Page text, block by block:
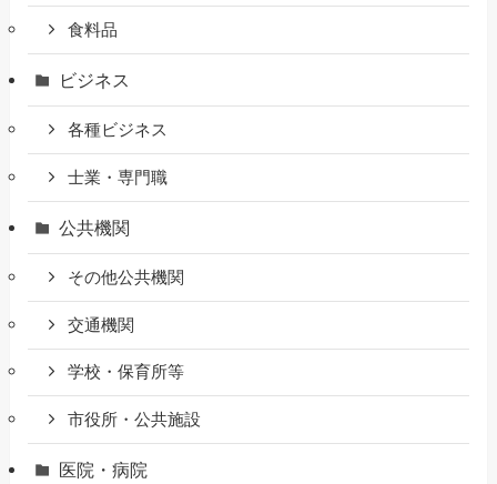
食料品
ビジネス
各種ビジネス
士業・専門職
公共機関
その他公共機関
交通機関
学校・保育所等
市役所・公共施設
医院・病院